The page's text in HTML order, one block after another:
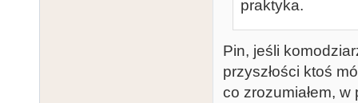
praktyka.
Pin, jeśli
przyszłości ktoś
co zrozumiałem,